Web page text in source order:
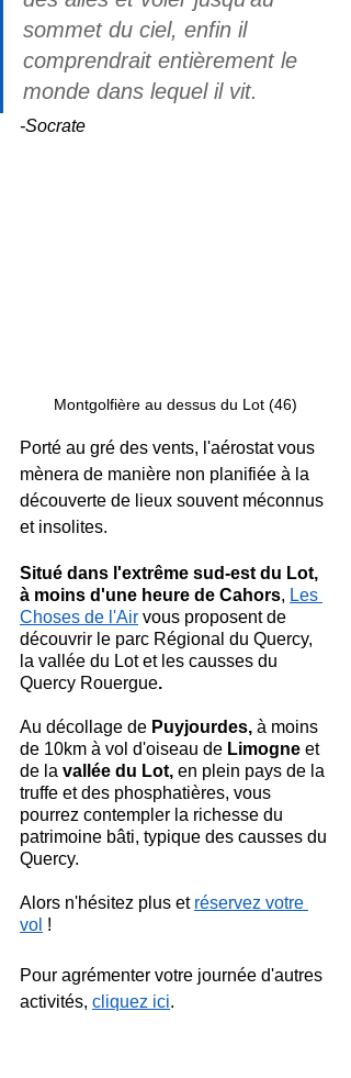
sommet du ciel, enfin il
comprendrait entièrement le
monde dans lequel il vit.
-Socrate
Montgolfière au dessus du Lot (46)
Porté au gré des vents, l'aérostat vous
mènera de manière non planifiée à la
découverte de lieux souvent méconnus
et insolites.
Situé dans l'extrême sud-est du Lot,
à moins d'une heure de Cahors, Les
Choses de l'Air vous proposent de
découvrir le parc Régional du Quercy,
la vallée du Lot et les causses du
Quercy Rouergue.
Au décollage de Puyjourdes, à moins
de 10km à vol d'oiseau de Limogne et
de la vallée du Lot, en plein pays de la
truffe et des phosphatières, vous
pourrez contempler la richesse du
patrimoine bâti, typique des causses du
Quercy.
Alors n'hésitez plus et réservez votre
vol !
Pour agrémenter votre journée d'autres
activités, cliquez ici.